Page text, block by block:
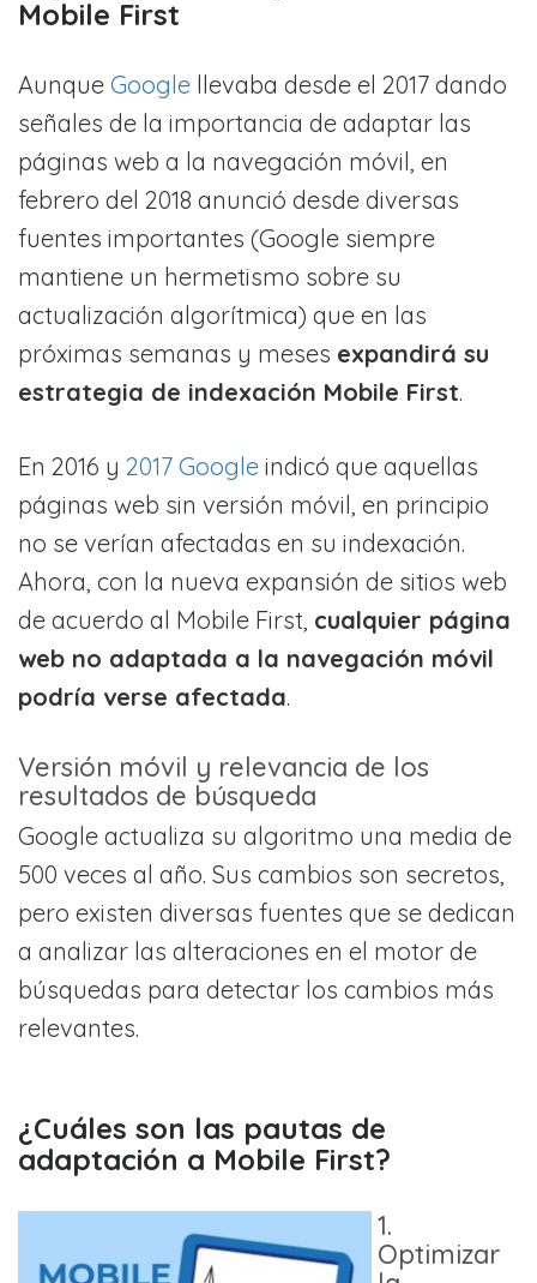
Mobile First
Aunque Google llevaba desde el 2017 dando
señales de la importancia de adaptar las
páginas web a la navegación móvil, en
febrero del 2018 anunció desde diversas
fuentes importantes (Google siempre
mantiene un hermetismo sobre su
actualización algorítmica) que en las
próximas semanas y meses expandirá su
estrategia de indexación Mobile First.
En 2016 y 2017 Google indicó que aquellas
páginas web sin versión móvil, en principio
no se verían afectadas en su indexación.
Ahora, con la nueva expansión de sitios web
de acuerdo al Mobile First, cualquier página
web no adaptada a la navegación móvil
podría verse afectada.
Versión móvil y relevancia de los
resultados de búsqueda
Google actualiza su algoritmo una media de
500 veces al año. Sus cambios son secretos,
pero existen diversas fuentes que se dedican
a analizar las alteraciones en el motor de
búsquedas para detectar los cambios más
relevantes.
¿Cuáles son las pautas de
adaptación a Mobile First?
1.
Optimizar